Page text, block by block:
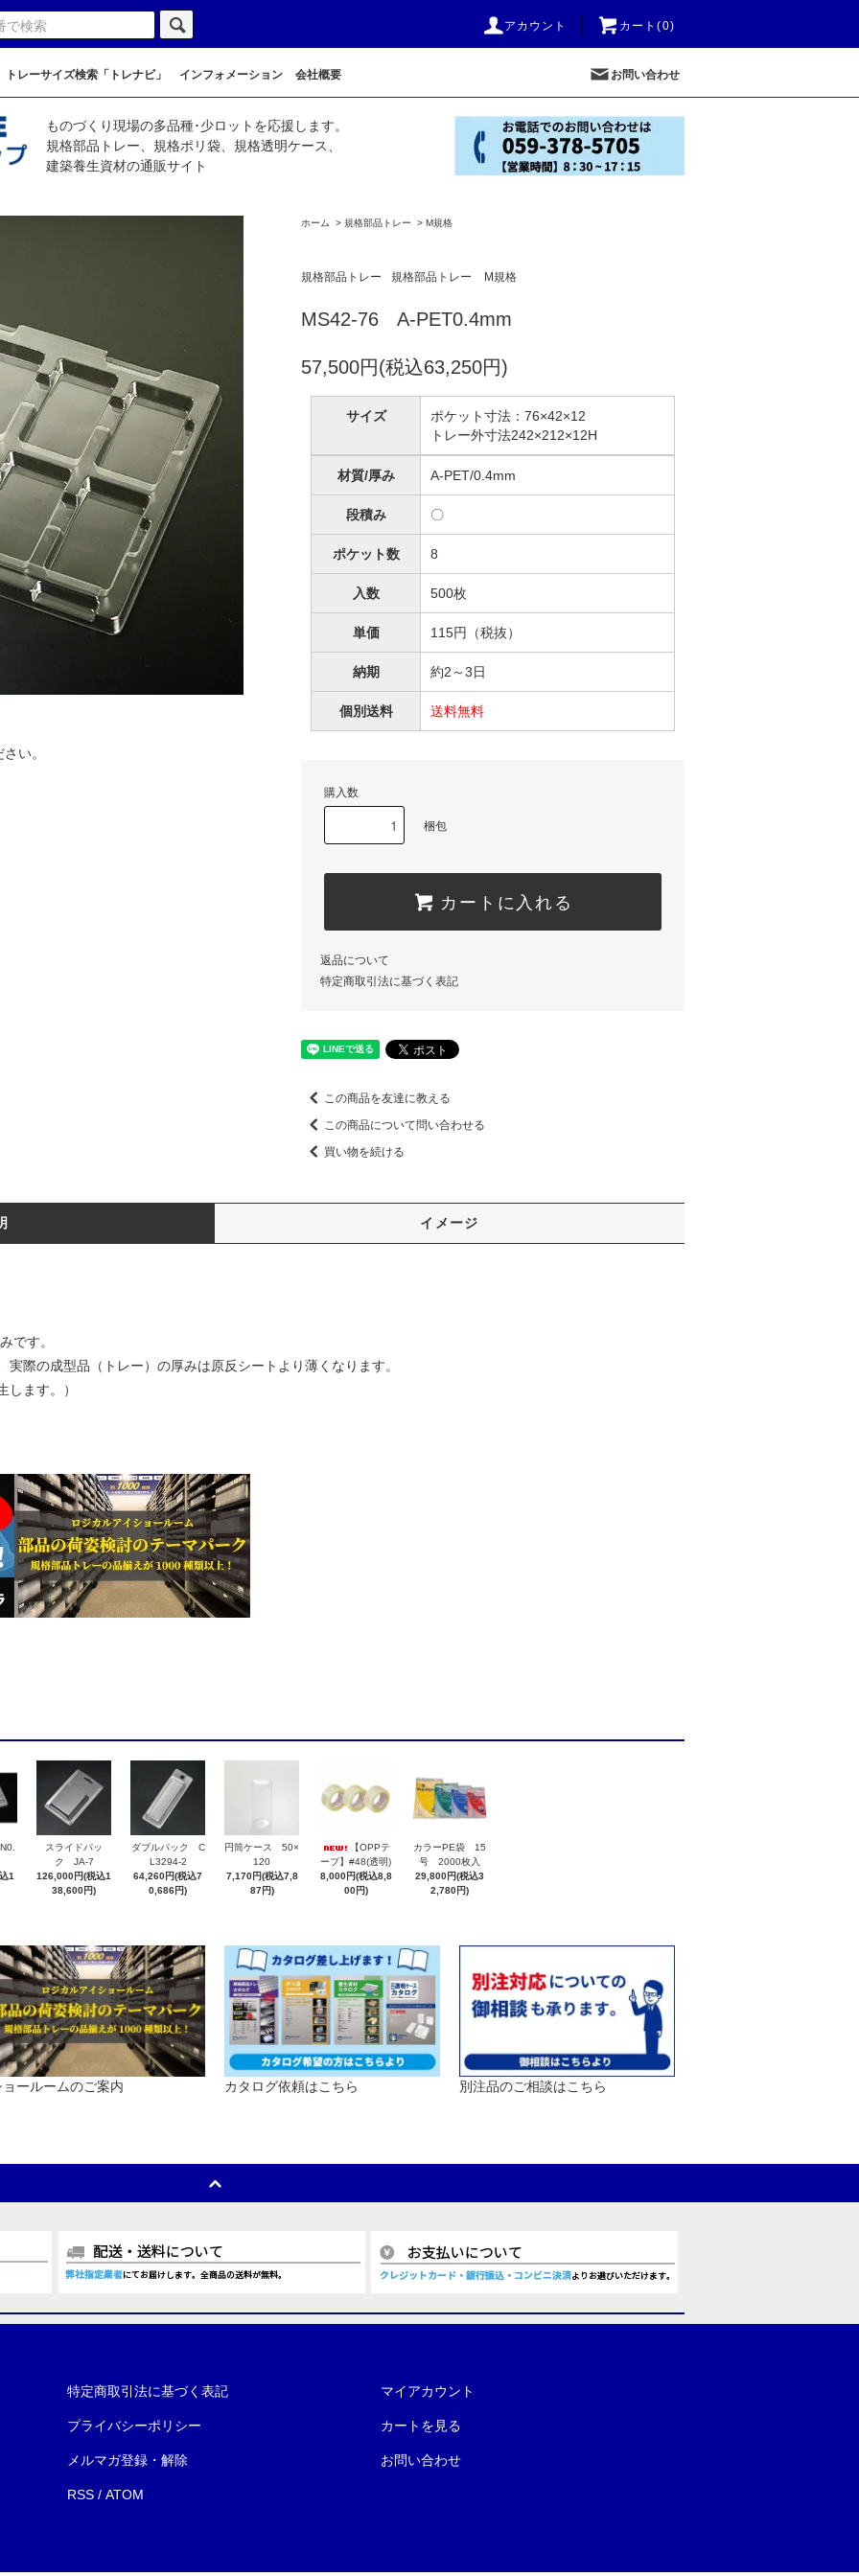
アカウント カート(0)
トレーサイズ検索「トレナビ」 インフォメーション 会社概要 お問い合わせ
ものづくり現場の多品種･少ロットを応援します。
規格部品トレー、規格ポリ袋、規格透明ケース、
建築養生資材の通販サイト
い。
ホーム > 規格部品トレー > M規格
規格部品トレー 規格部品トレー M規格
MS42-76 A-PET0.4mm
57,500円(税込63,250円)
サイズ
ポケット寸法：76×42×12
トレー外寸法242×212×12H
材質/厚み A-PET/0.4mm
段積み 〇
ポケット数 8
入数 500枚
単価 115円（税抜）
納期 約2～3日
個別送料 送料無料
購入数
梱包
カートに入れる
返品について
特定商取引法に基づく表記
この商品を友達に教える
この商品について問い合わせる
買い物を続ける
イメージ
です。
際の成型品（トレー）の厚みは原反シートより薄くなります。
ます。）
1
スライドパッ
ク JA-7
126,000円(税込1
38,600円)
ダブルパック C
L3294-2
64,260円(税込7
0,686円)
円筒ケース 50×
120
7,170円(税込7,8
87円)
【OPPテ
ープ】#48(透明)
8,000円(税込8,8
00円)
カラーPE袋 15
号 2000枚入
29,800円(税込3
2,780円)
ョールームのご案内 カタログ依頼はこちら 別注品のご相談はこちら
特定商取引法に基づく表記
プライバシーポリシー
メルマガ登録・解除
RSS /ATOM
マイアカウント
カートを見る
お問い合わせ